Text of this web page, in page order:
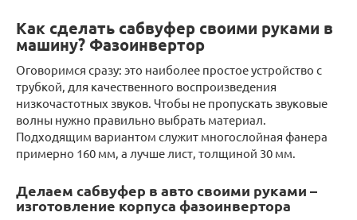
Как сделать сабвуфер своими руками в
машину? Фазоинвертор
Оговоримся сразу: это наиболее простое устройство с
трубкой, для качественного воспроизведения
низкочастотных звуков. Чтобы не пропускать звуковые
волны нужно правильно выбрать материал.
Подходящим вариантом служит многослойная фанера
примерно 160 мм, а лучше лист, толщиной 30 мм.
Делаем сабвуфер в авто своими руками –
изготовление корпуса фазоинвертора